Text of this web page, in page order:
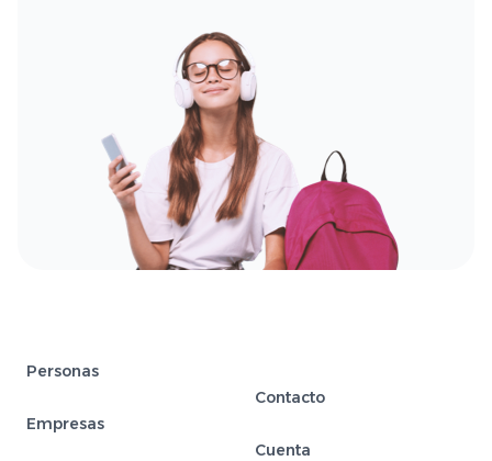
Personas
Empresas
Contacto
Cuenta